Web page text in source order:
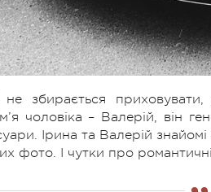
збирається
чоловіка – Валерій, він
Ірина та Валерій
фото. І чутки про романтичні